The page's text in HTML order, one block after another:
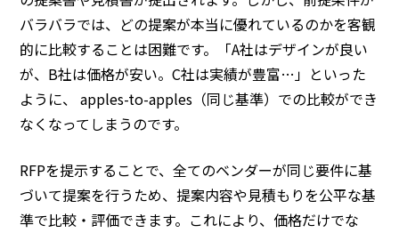
バラバラでは、どの提案が本当に優れているのかを客観
的に比較することは困難です。「A社はデザインが良い
が、B社は価格が安い。C社は実績が豊富…」といった
ように、 apples-to-apples（同じ基準）での比較ができ
なくなってしまうのです。
RFPを提示することで、全てのベンダーが同じ要件に基
づいて提案を行うため、提案内容や見積もりを公平な基
準で比較・評価できます。これにより、価格だけでな